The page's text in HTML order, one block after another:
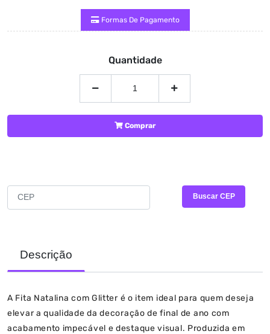
Formas De Pagamento
Quantidade
Comprar
Buscar CEP
Descrição
A Fita Natalina com Glitter é o item ideal para quem deseja
elevar a qualidade da decoração de final de ano com
acabamento impecável e destaque visual. Produzida em